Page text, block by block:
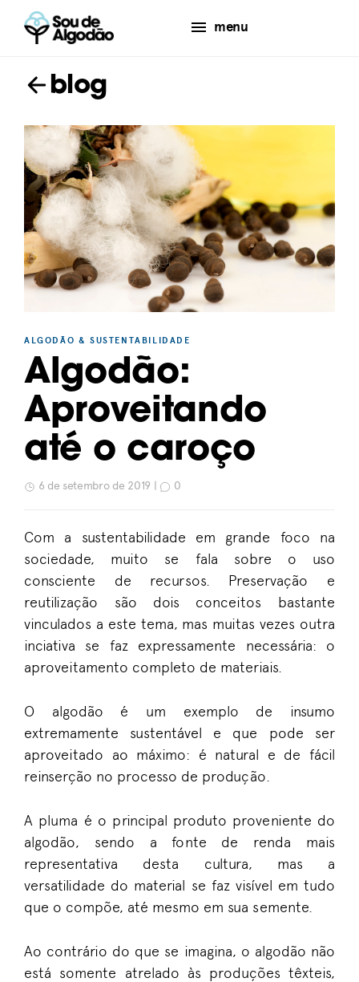
menu
blog
ALGODÃO & SUSTENTABILIDADE
Algodão:
Aproveitando
até o caroço
6 de setembro de 2019 | 0
Com a sustentabilidade em grande foco na
sociedade, muito se fala sobre o uso
consciente de recursos. Preservação e
reutilização são dois conceitos bastante
vinculados a este tema, mas muitas vezes outra
inciativa se faz expressamente necessária: o
aproveitamento completo de materiais.
O algodão é um exemplo de insumo
extremamente sustentável e que pode ser
aproveitado ao máximo: é natural e de fácil
reinserção no processo de produção.
A pluma é o principal produto proveniente do
algodão, sendo a fonte de renda mais
representativa desta cultura, mas a
versatilidade do material se faz visível em tudo
que o compõe, até mesmo em sua semente.
Ao contrário do que se imagina, o algodão não
está somente atrelado às produções têxteis,